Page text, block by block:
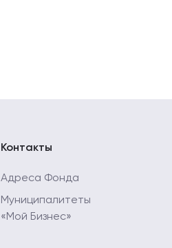
Контакты
Адреса Фонда
Муниципалитеты
«Мой Бизнес»